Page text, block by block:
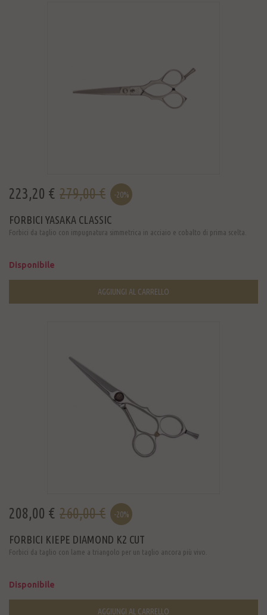
223,20 € 279,00 € -20%
FORBICI YASAKA CLASSIC
Forbici da taglio con impugnatura simmetrica in acciaio e cobalto di prima scelta.
Disponibile
AGGIUNGI AL CARRELLO
208,00 € 260,00 € -20%
FORBICI KIEPE DIAMOND K2 CUT
Forbici da taglio con lame a triangolo per un taglio ancora più vivo.
Disponibile
AGGIUNGI AL CARRELLO